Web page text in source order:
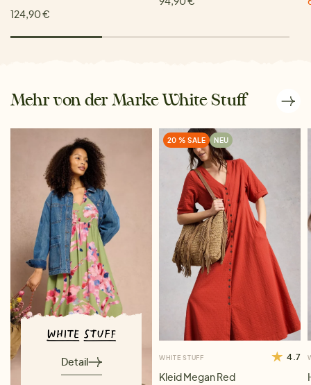
124,90 €
Mehr von der Marke White Stuff
Detail
20 % SALE NEU
WHITE STUFF 4.7
Kleid Megan Red